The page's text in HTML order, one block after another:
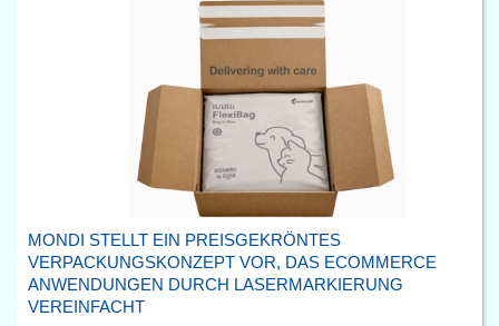
MONDI STELLT EIN PREISGEKRÖNTES
VERPACKUNGSKONZEPT VOR, DAS ECOMMERCE
ANWENDUNGEN DURCH LASERMARKIERUNG
VEREINFACHT